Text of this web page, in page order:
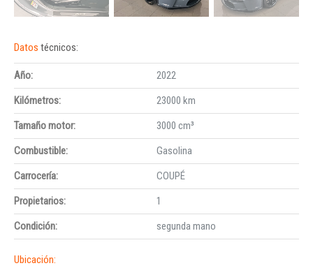
Datos técnicos:
Año:
2022
Kilómetros:
23000 km
Tamaño motor:
3000 cm³
Combustible:
Gasolina
Carrocería:
COUPÉ
Propietarios:
1
Condición:
segunda mano
Ubicación: